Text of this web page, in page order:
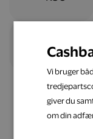
Vi bruger
giver du
om din